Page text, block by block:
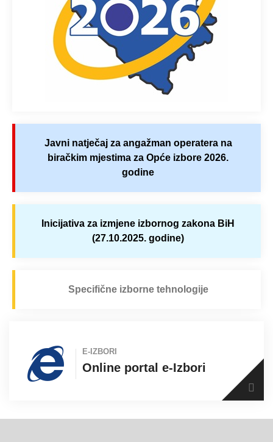
Javni natječaj za angažman operatera na
biračkim mjestima za Opće izbore 2026.
godine
Inicijativa za izmjene izbornog zakona BiH
(27.10.2025. godine)
Specifične izborne tehnologije
E-IZBORI
Online portal e-Izbori